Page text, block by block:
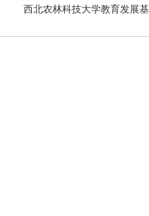
西北农林科技大学教育发展